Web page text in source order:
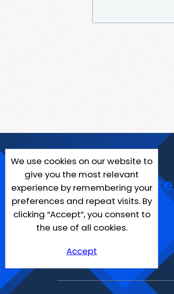
We use cookies on our website to
give you the most relevant
experience by remembering your
preferences and repeat visits. By
clicking “Accept”, you consent to
the use of all cookies.
Accept